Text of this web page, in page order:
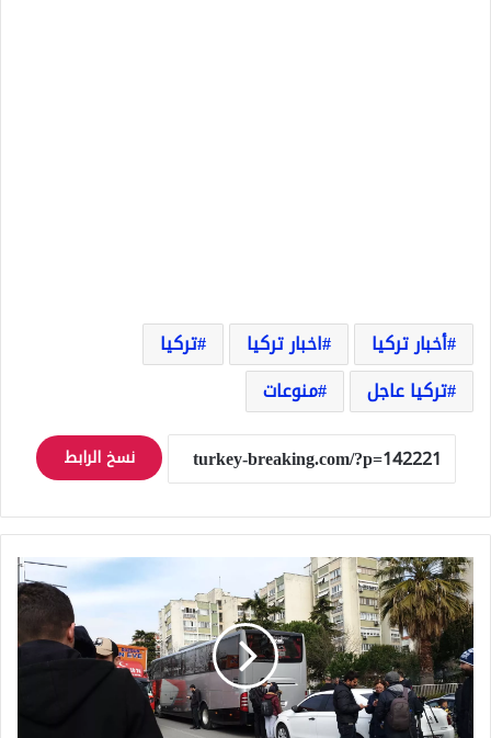
أخبار تركيا اخبار تركيا
تركيا
تركيا عاجل
منوعات
نسخ الرابط
انتهاء
مهلة
الحكومة
التركية
للسوريين
المخالفين
في
اسطنبول